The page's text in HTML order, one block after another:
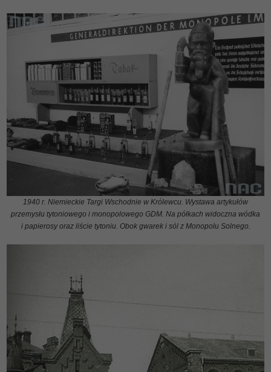
1940 r. Niemieckie Targi Wschodnie w Królewcu. Wystawa artykułów
przemysłu tytoniowego i monopolowego GDM. Na półkach widoczna wódka
i papierosy oraz liście tytoniu. Obok gwarek i sól z Monopolu Solnego.